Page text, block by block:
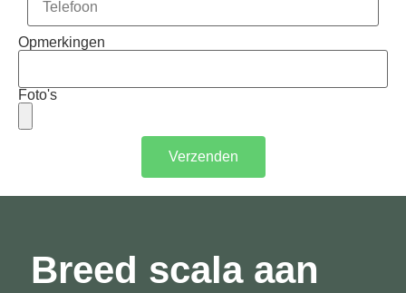
Opmerkingen
Foto's
Verzenden
Breed scala aan